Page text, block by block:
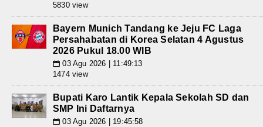
5830 view
Bayern Munich Tandang ke Jeju FC Laga
Persahabatan di Korea Selatan 4 Agustus
2026 Pukul 18.00 WIB
📅 03 Agu 2026 | 11:49:13
1474 view
Bupati Karo Lantik Kepala Sekolah SD dan
SMP Ini Daftarnya
📅 03 Agu 2026 | 19:45:58